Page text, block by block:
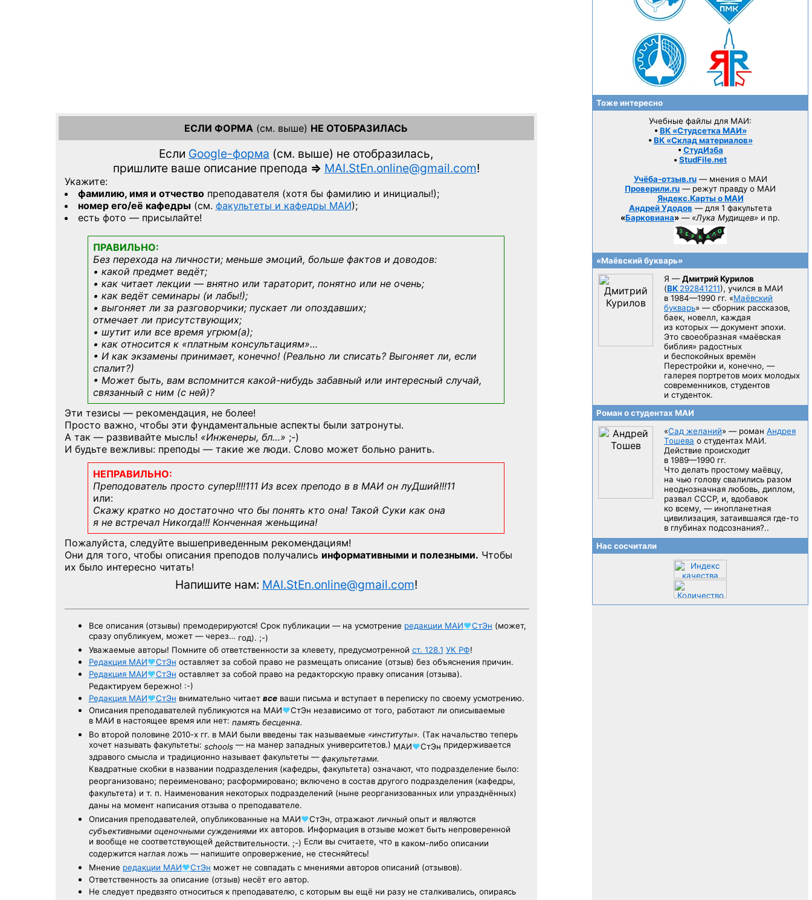
ЕСЛИ ФОРМА (см. выше) НЕ ОТОБРАЗИЛАСЬ
Если Google-форма (см. выше) не отобразилась,
пришлите ваше описание препода => MAI.StEn.online@gmail.com!
Укажите:
фамилию, имя и отчествопреподавателя (хотя бы фамилию и инициалы!);
номер его/её кафедры(см. факультеты и кафедры МАИ);
есть фото — присылайте!
ПРАВИЛЬНО:
Без перехода на личности; меньше эмоций, больше фактов и доводов:
• какой предмет ведёт;
• как читает лекции — внятно или тараторит, понятно или не очень;
• как ведёт семинары (и лабы!);
• выгоняет ли за разговорчики; пускает ли опоздавших;
отмечает ли присутствующих;
• шутит или все время угрюм(а);
• как относится к «платным консультациям»…
• И как экзамены принимает, конечно! (Реально ли списать? Выгоняет ли, если
спалит?)
• Может быть, вам вспомнится какой-нибудь забавный или интересный случай,
связанный с ним (с ней)?
Эти тезисы — рекомендация, не более!
Просто важно, чтобы эти фундаментальные аспекты были затронуты.
А так — развивайте мысль! «Инженеры, бл…» ;-)
И будьте вежливы: преподы — такие же люди. Слово может больно ранить.
НЕПРАВИЛЬНО:
Преподователь просто супер!!!!111 Из всех преподо в в МАИ он луДший!!!11
или:
Скажу кратко но достаточно что бы понять кто она! Такой Суки как она
я не встречал Никогда!!! Конченная женьщина!
Пожалуйста, следуйте вышеприведенным рекомендациям!
Они для того, чтобы описания преподов получались информативными и полезными. Чтобы
их было интересно читать!
Напишите нам: MAI.StEn.online@gmail.com!
Все описания (отзывы) премодерируются! Срок публикации — на усмотрение редакции МАИ♥СтЭн (может,
сразу опубликуем, может — через… год). ;-)
Уважаемые авторы! Помните об ответственности за клевету, предусмотренной ст. 128.1 УК РФ!
Редакция МАИ♥СтЭн оставляет за собой право не размещать описание (отзыв) без объяснения причин.
Редакция МАИ♥СтЭн оставляет за собой право на редакторскую правку описания (отзыва).
Редактируем бережно! :-)
Редакция МАИ♥СтЭн внимательно читает всеваши письма и вступает в переписку по своему усмотрению.
Описания преподавателей публикуются на МАИ♥СтЭн независимо от того, работают ли описываемые
в МАИ в настоящее время или нет: память бесценна.
Во второй половине 2010-х гг. в МАИ были введены так называемые «институты». (Так начальство теперь
хочет называть факультеты: schools— на манер западных университетов.) МАИ♥СтЭн придерживается
здравого смысла и традиционно называет факультеты —факультетами.
Квадратные скобки в названии подразделения (кафедры, факультета) означают, что подразделение было:
реорганизовано; переименовано; расформировано; включено в состав другого подразделения (кафедры,
факультета) и т. п. Наименования некоторых подразделений (ныне реорганизованных или упразднённых)
даны на момент написания отзыва о преподавателе.
Описания преподавателей, опубликованные на МАИ♥СтЭн, отражают личныйопыт и являются
субъективными оценочными суждениямиих авторов. Информация в отзыве может быть непроверенной
и вообще не соответствующей действительности. ;-) Если вы считаете, что в каком-либо описании
содержится наглая ложь — напишите опровержение, не стесняйтесь!
Мнение редакции МАИ♥СтЭн может не совпадать с мнениями авторов описаний (отзывов).
Ответственность за описание (отзыв) несёт его автор.
Не следуетпредвзято относиться к преподавателю, с которым вы ещё ни разу не сталкивались, опираясь
Тоже интересно
Учебные файлы для МАИ:
• ВК «Студсетка МАИ»
• ВК «Склад материалов»
• СтудИзба
• StudFile.net
Учёба-отзыв.ru— мнения о МАИ
Проверили.ru — режут правду о МАИ
Яндекс.Карты о МАИ
Андрей Удодов — для 1 факультета
«Барковиана» — «Лука Мудищев» и пр.
«Маёвский букварь»
Я —Дмитрий Курилов
(ВК 292841211), учился в МАИ
в 1984—1990 гг. «Маёвский
букварь» — сборник рассказов,
баек, новелл, каждая
из которых — документ эпохи.
Это своеобразная «маёвская
библия» радостных
и беспокойных времён
Перестройки и, конечно, —
галерея портретов моих молодых
современников, студентов
и студенток.
Роман о студентах МАИ
«Сад желаний» — роман Андрея
Тошева о студентах МАИ.
Действие происходит
в 1989—1990 гг.
Что делать простому маёвцу,
на чью голову свалились разом
неоднозначная любовь, диплом,
развал CCCP, и, вдобавок
ко всему, — инопланетная
цивилизация, затаившаяся где-то
в глубинах подсознания?..
Нас сосчитали